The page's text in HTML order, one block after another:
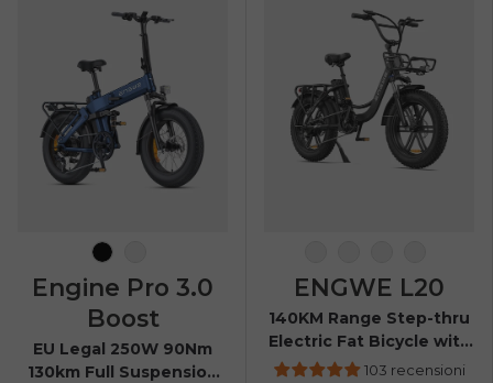
Engine Pro 3.0
Boost
EU Legal 250W 90Nm
130km Full Suspension
ENGWE L20
140KM Range Step-thru
Electric Fat Bicycle with
Front Suspension
103 recensioni